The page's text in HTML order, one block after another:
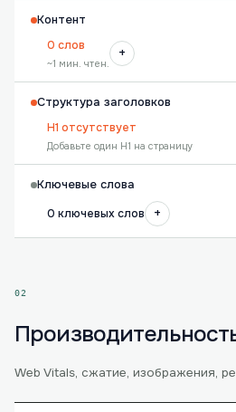
Контент
0 слов
~1 мин. чтен.
+
Структура заголовков
H1 отсутствует
Добавьте один H1 на страницу
Ключевые слова
0 ключевых слов
+
02
Web Vitals, сжатие, изображения,